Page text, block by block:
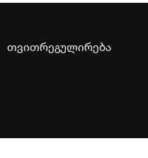
თვითრეგულირება